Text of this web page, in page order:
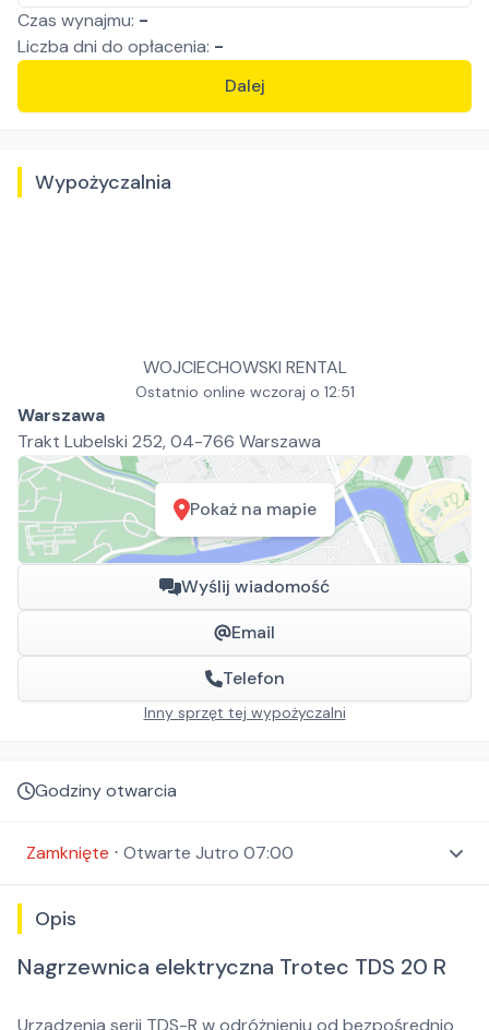
Czas wynajmu: -
Liczba dni do opłacenia: -
Dalej
Wypożyczalnia
WOJCIECHOWSKI RENTAL
Ostatnio online wczoraj o 12:51
Warszawa
Trakt Lubelski 252, 04-766 Warszawa
Pokaż na mapie
Wyślij wiadomość
Email
Telefon
Inny sprzęt tej wypożyczalni
Godziny otwarcia
Zamknięte ⋅ Otwarte Jutro 07:00
Opis
Nagrzewnica elektryczna Trotec TDS 20 R
Urządzenia serii TDS-R w odróżnieniu od bezpośrednio